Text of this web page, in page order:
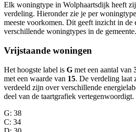
Elk woningtype in Wolphaartsdijk heeft
verdeling. Hieronder zie je per
meeste voorkomen. Dit geeft inzicht in de
verschillende woningtypes in de gemeente.
Vrijstaande woningen
Het hoogste label is G met een aantal van
met een waarde van 15. De verdeling laat
verdeeld zijn over verschillende
deel van de taartgrafiek vertegenwoordigt.
G: 38
C: 34